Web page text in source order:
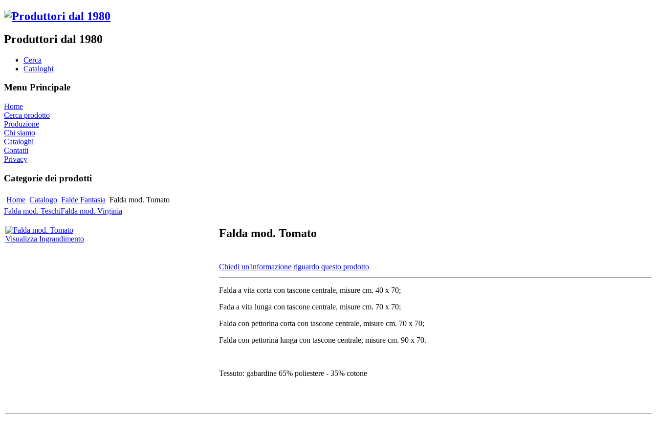
Produttori dal 1980
Cerca
Cataloghi
Menu Principale
Home
Cerca prodotto
Produzione
Chi siamo
Cataloghi
Contatti
Privacy
Categorie dei prodotti
Home Catalogo Falde Fantasia Falda mod. Tomato
Falda mod. TeschiFalda mod. Virginia
Visualizza Ingrandimento Falda mod. Tomato
Chiedi un'informazione riguardo questo prodotto
Falda a vita corta con tascone centrale, misure cm. 40 x 70;
Fada a vita lunga con tascone centrale, misure cm. 70 x 70;
Falda con pettorina corta con tascone centrale, misure cm. 70 x 70;
Falda con pettorina lunga con tascone centrale, misure cm. 90 x 70.
Tessuto: gabardine 65% poliestere - 35% cotone